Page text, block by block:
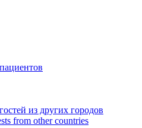
из других городов
from other countries